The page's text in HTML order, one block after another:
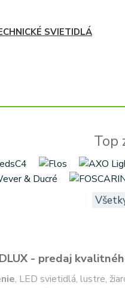
SVIETIDLÁ
Top
- predaj
, LED svietidlá, lustre,